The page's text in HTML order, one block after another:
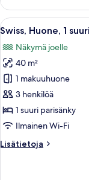
2
parisänkyä,
parveke,
satamaan
Avaa
kaikki
huonetyypin
Swiss,
Huone,
1
suuri
parisänky,
näköala
5
Swiss, Huone, 1
Näkymä joelle
40 m²
1 makuuhuone
3 henkilöä
1 suuri parisänky
Ilmainen Wi-Fi
Lisätietoja
Lisätietoja